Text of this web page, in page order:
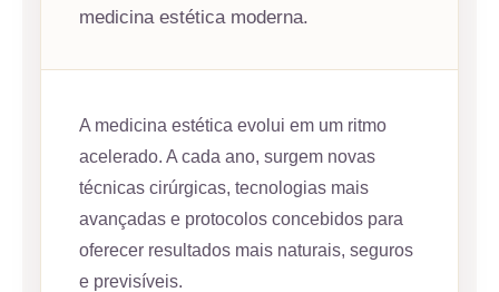
medicina estética moderna.
A medicina estética evolui em um ritmo
acelerado. A cada ano, surgem novas
técnicas cirúrgicas, tecnologias mais
avançadas e protocolos concebidos para
oferecer resultados mais naturais, seguros
e previsíveis.